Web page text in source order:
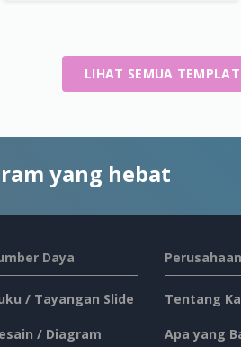
LIHAT SEMUA
yang hebat
Daya
/ Tayangan Slide
/ Diagram
Perusahaan
Tentang
Apa yang